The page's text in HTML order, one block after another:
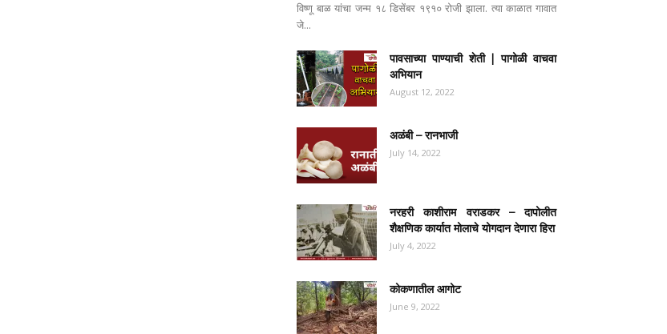
विष्णू बाळ यांचा जन्म १८ डिसेंबर १९१० रोजी झाला. त्या काळात गावात
जे...
पावसाच्या पाण्याची शेती | पागोळी वाचवा
अभियान
August 12, 2022
अळंबी – रानभाजी
July 14, 2022
नरहरी काशीराम वराडकर – दापोलीत
शैक्षणिक कार्यात मोलाचे योगदान देणारा हिरा
July 4, 2022
कोकणातील आगोट
June 9, 2022